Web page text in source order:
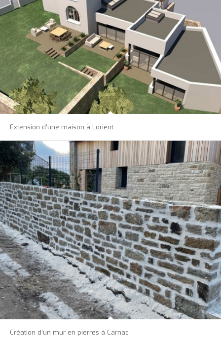
Extension d’une maison à Lorient
Création d’un mur en pierres à Carnac